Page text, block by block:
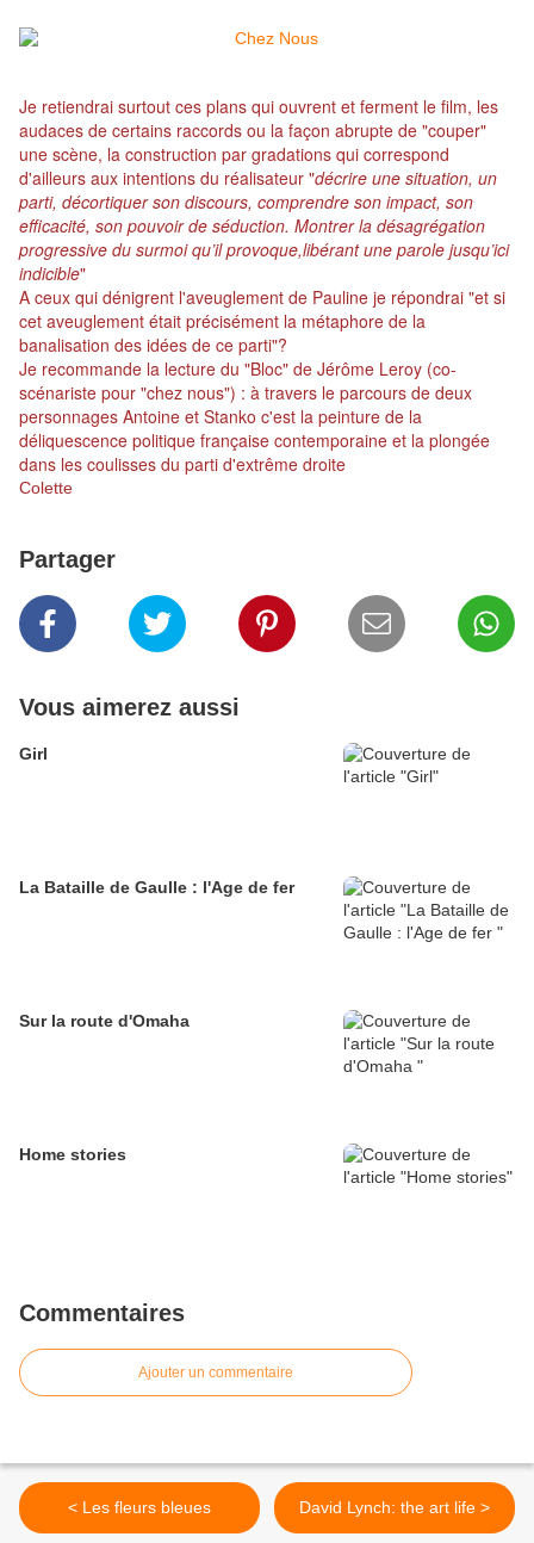
Je retiendrai surtout ces plans qui ouvrent et ferment le film, les
audaces de certains raccords ou la façon abrupte de "couper"
une scène, la construction par gradations qui correspond
d'ailleurs aux intentions du réalisateur "décrire une situation, un
parti, décortiquer son discours, comprendre son impact, son
efficacité, son pouvoir de séduction. Montrer la désagrégation
progressive du surmoi qu’il provoque,libérant une parole jusqu’ici
indicible"
A ceux qui dénigrent l'aveuglement de Pauline je répondrai "et si
cet aveuglement était précisément la métaphore de la
banalisation des idées de ce parti"?
Je recommande la lecture du "Bloc" de Jérôme Leroy (co-
scénariste pour "chez nous") : à travers le parcours de deux
personnages Antoine et Stanko c'est la peinture de la
déliquescence politique française contemporaine et la plongée
dans les coulisses du parti d'extrême droite
Colette
Partager
Vous aimerez aussi
Girl
La Bataille de Gaulle : l'Age de fer
Sur la route d'Omaha
Home stories
Commentaires
Ajouter un commentaire
< Les fleurs bleues David Lynch: the art life >